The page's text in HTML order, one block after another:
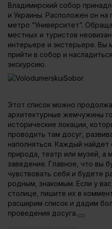
Владимирский собор
и Украины. Расположен он
метро “Университет”.
местных и туристов
интерьере и экстерьере. Вы
прийти в собор и
экскурсию.
Этот список можно
архитектурные жемчужины
исторические локации,
проводить там досуг,
наполняться. Каждый
природа, театр или музей, а
заведение. Главное, что вы
чувствовать себя и будете
родным, знакомым. Если у
столице, пишите их в
расширим список и дадим
проведения досуга.